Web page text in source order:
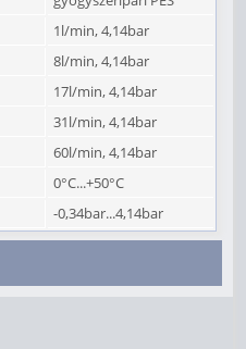
1l/min, 4,14bar
8l/min, 4,14bar
17l/min, 4,14bar
31l/min, 4,14bar
60l/min, 4,14bar
0°C...+50°C
-0,34bar...4,14bar